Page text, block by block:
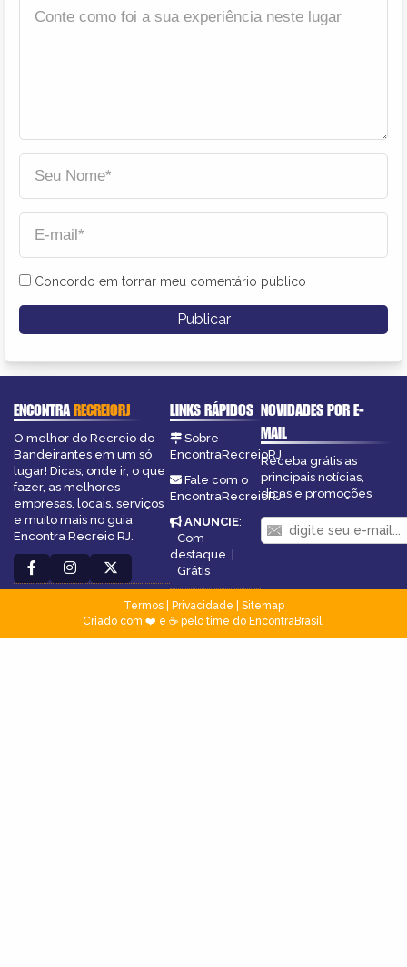
Concordo em tornar meu comentário público
ENCONTRARECREIORJ
O melhor do Recreio do
Bandeirantes em um só
lugar! Dicas, onde ir, o que
fazer, as melhores
empresas, locais, serviços
e muito mais no guia
Encontra Recreio RJ.
LINKS RÁPIDOS
Sobre
EncontraRecreioRJ
Fale com o
EncontraRecreioRJ
ANUNCIE:
Com
destaque |
Grátis
NOVIDADES POR E-
MAIL
Receba grátis as
principais notícias,
dicas e promoções
Termos| Privacidade
Sitemap
Criado com ❤️ e ☕ pelo time do EncontraBrasil